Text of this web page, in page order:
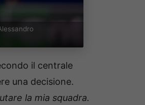
il centrale
una decisione.
la mia squadra.